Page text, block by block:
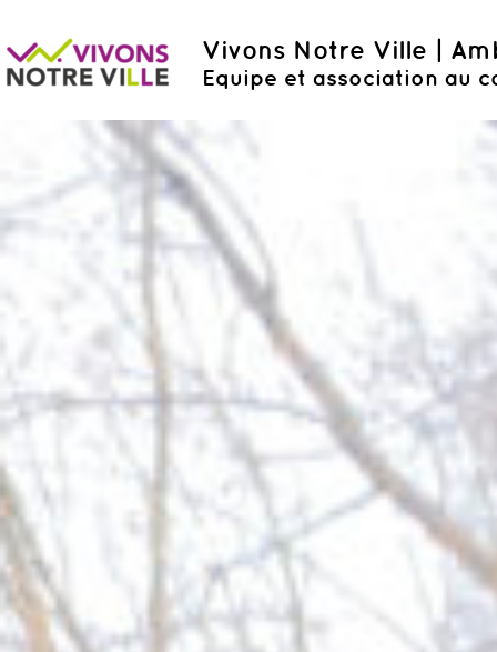
Vivons Notre Ville |
Equipe et association au